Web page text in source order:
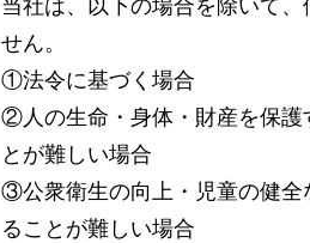
せん。
①法令に基づく場合
②人の生命・身体・財産を保護
とが難しい場合
③公衆衛生の向上・児童の健全
ることが難しい場合